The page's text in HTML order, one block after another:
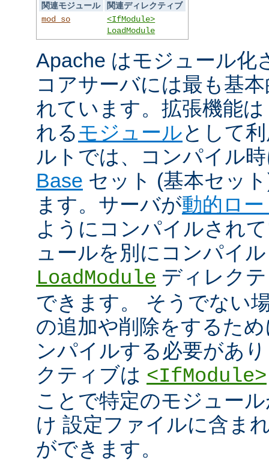
関連モジュール
関連ディレクティブ
mod_so
<IfModule>
LoadModule
Apache はモジュール化
コアサーバには最も基
れています。拡張機能
れるモジュールとして
ルトでは、コンパイル
Base セット (基本セッ
ます。サーバが動的ロ
ようにコンパイルされ
ュールを別にコンパイ
LoadModule ディレク
できます。 そうでない
の追加や削除をするた
ンパイルする必要があ
クティブは <IfModule>
ことで特定のモジュー
け 設定ファイルに含ま
ができます。